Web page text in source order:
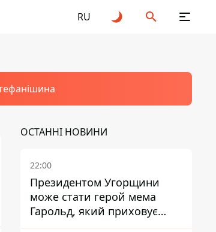
RU
ОСТАННІ НОВИНИ
22:00
Президентом Угорщини
може стати герой мема
Гарольд, який приховує
біль – він очолив народне